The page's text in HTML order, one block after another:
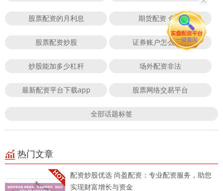
股票配资的月利息 期货配资 合法
股票配资炒股 证券账户怎么配资
炒股能加多少杠杆 场外配资非法
最新配资平台下载app 股票网络交易平台
全部话题标签
热门文章
配资炒股优选 尚盈配资：专业配资服务，助您
实现财富增长与资金